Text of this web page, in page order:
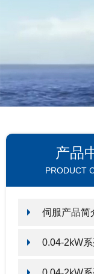
产品
PRODUCT
伺服产品简
0.04-2kW